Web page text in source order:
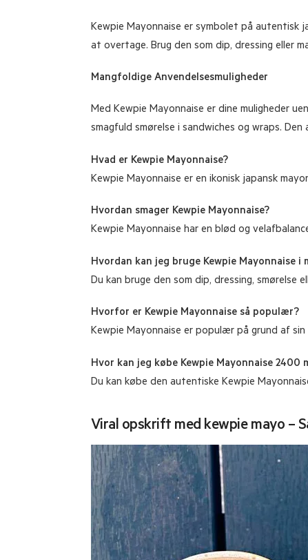
Kewpie Mayonnaise er symbolet på autentisk
at overtage. Brug den som dip, dressing eller
Mangfoldige Anvendelsesmuligheder
Med Kewpie Mayonnaise er dine muligheder
smagfuld smørelse i sandwiches og wraps.
Hvad er Kewpie Mayonnaise?
Kewpie Mayonnaise er en ikonisk japansk
Hvordan smager Kewpie Mayonnaise?
Kewpie Mayonnaise har en blød og
Hvordan kan jeg bruge Kewpie Mayonnaise i
Du kan bruge den som dip, dressing, smørelse
Hvorfor er Kewpie Mayonnaise så populær?
Kewpie Mayonnaise er populær på grund af
Hvor kan jeg købe Kewpie Mayonnaise 2400
Du kan købe den autentiske Kewpie
Viral opskrift med kewpie mayo –